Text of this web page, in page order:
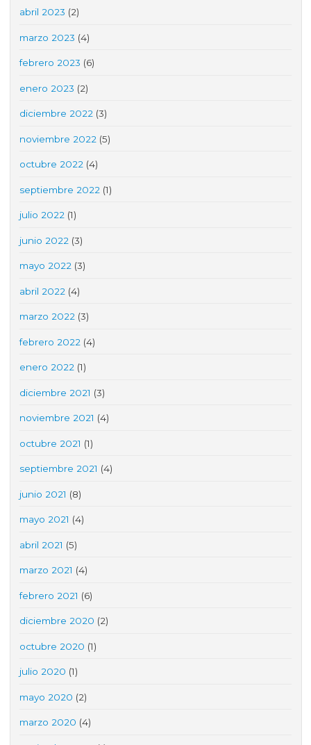
abril 2023 (2)
marzo 2023 (4)
febrero 2023 (6)
enero 2023 (2)
diciembre 2022 (3)
noviembre 2022 (5)
octubre 2022 (4)
septiembre 2022 (1)
julio 2022 (1)
junio 2022 (3)
mayo 2022 (3)
abril 2022 (4)
marzo 2022 (3)
febrero 2022 (4)
enero 2022 (1)
diciembre 2021 (3)
noviembre 2021 (4)
octubre 2021 (1)
septiembre 2021 (4)
junio 2021 (8)
mayo 2021 (4)
abril 2021 (5)
marzo 2021 (4)
febrero 2021 (6)
diciembre 2020 (2)
octubre 2020 (1)
julio 2020 (1)
mayo 2020 (2)
marzo 2020 (4)